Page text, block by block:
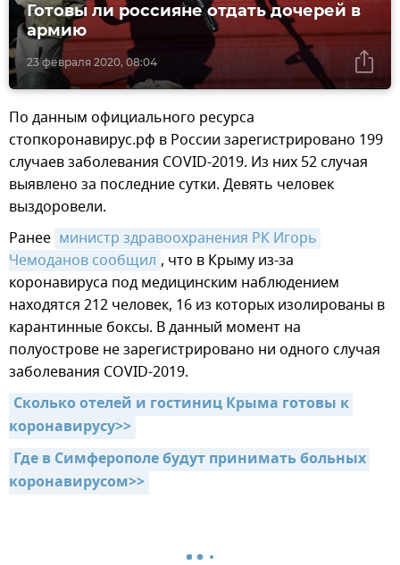
23 февраля 2020, 08:04
Готовы ли россияне отдать дочерей в
армию
По данным официального ресурса
стопкоронавирус.рф в России зарегистрировано 199
случаев заболевания COVID-2019. Из них 52 случая
выявлено за последние сутки. Девять человек
выздоровели.
Ранее министр здравоохранения РК Игорь
Чемоданов сообщил , что в Крыму из-за
коронавируса под медицинским наблюдением
находятся 212 человек, 16 из которых изолированы в
карантинные боксы. В данный момент на
полуострове не зарегистрировано ни одного случая
заболевания COVID-2019.
Сколько отелей и гостиниц Крыма готовы к
коронавирусу>>
Где в Симферополе будут принимать больных
коронавирусом>>